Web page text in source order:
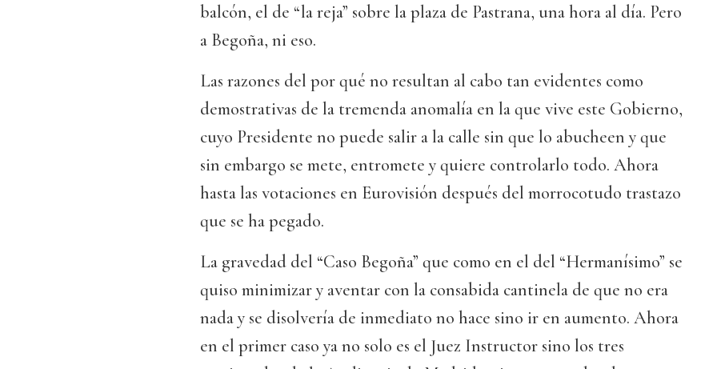
balcón, el de “la reja” sobre la plaza de Pastrana, una hora al día. Pero
a Begoña, ni eso.
Las razones del por qué no resultan al cabo tan evidentes como
demostrativas de la tremenda anomalía en la que vive este Gobierno,
cuyo Presidente no puede salir a la calle sin que lo abucheen y que
sin embargo se mete, entromete y quiere controlarlo todo. Ahora
hasta las votaciones en Eurovisión después del morrocotudo trastazo
que se ha pegado.
La gravedad del “Caso Begoña” que como en el del “Hermanísimo” se
quiso minimizar y aventar con la consabida cantinela de que no era
nada y se disolvería de inmediato no hace sino ir en aumento. Ahora
en el primer caso ya no solo es el Juez Instructor sino los tres